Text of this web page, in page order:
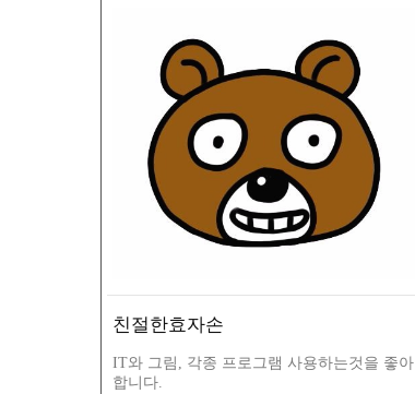
친절한효자손
IT와 그림, 각종 프로그램 사용하는것을 좋아
합니다.